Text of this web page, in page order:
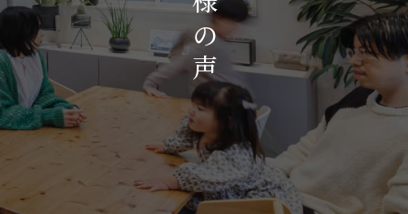
の
声
お知らせ・イベント
会社概要・アクセス
スタッフ紹介
プライバシーポリシー